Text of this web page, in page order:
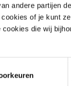
andere partijen
of je kunt
die wij
C=28,6 3/
C=38,1 1In
C=47,6 1